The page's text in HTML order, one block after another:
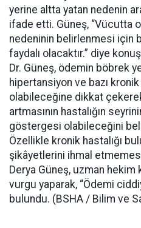
yerine altta yatan nedenin
ifade etti. Güneş, “Vücutta
nedeninin belirlenmesi için
faydalı olacaktır.” diye
Dr. Güneş, ödemin böbrek
hipertansiyon ve bazı
olabileceğine dikkat
artmasının hastalığın
göstergesi olabileceğini
Özellikle kronik hastalığı
şikâyetlerini ihmal
Derya Güneş, uzman
vurgu yaparak, “Ödemi
bulundu. (BSHA / Bilim ve